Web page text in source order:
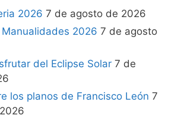
2026 7 de agosto de 2026
2026 7 de agosto
del Eclipse Solar 7 de
los planos de Francisco León 7